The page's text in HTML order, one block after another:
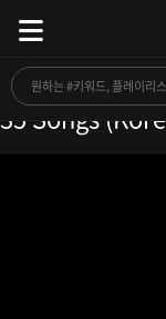
있지 노래모음
35 Songs